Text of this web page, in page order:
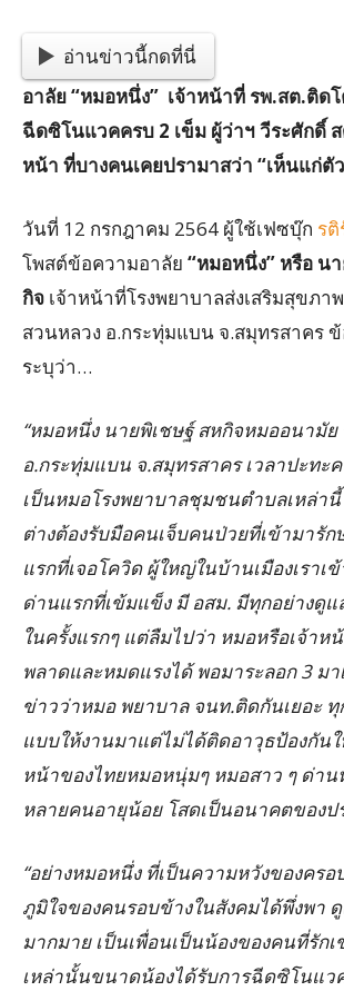
อ่านข่าวนี้กดที่นี่
อาลัย “หมอหนึ่ง” เจ้าหน้าที่ รพ.สต.ติด
ฉีดซิโนแวคครบ 2 เข็ม ผู้ว่าฯ วีระศักดิ์
หน้า ที่บางคนเคยปรามาสว่า “เห็นแก่ตั
วันที่ 12 กรกฎาคม 2564 ผู้ใช้เฟซบุ๊ก ร
โพสต์ข้อความอาลัย “หมอหนึ่ง” หรือ น
กิจ เจ้าหน้าที่โรงพยาบาลส่งเสริมสุขภา
สวนหลวง อ.กระทุ่มแบน จ.สมุทรสาคร
ระบุว่า…
“หมอหนึ่ง นายพิเชษฐ์ สหกิจหมออนามั
อ.กระทุ่มแบน จ.สมุทรสาคร เวลาปะทะ
เป็นหมอโรงพยาบาลชุมชนตำบลเหล่านี้
ต่างต้องรับมือคนเจ็บคนป่วยที่เข้ามารัก
แรกที่เจอโควิด ผู้ใหญ่ในบ้านเมืองเราเ
ด่านแรกที่เข้มแข็ง มี อสม. มีทุกอย่างดูแ
ในครั้งแรกๆ แต่ลืมไปว่า หมอหรือเจ้าห
พลาดและหมดแรงได้ พอมาระลอก 3 มา
ข่าวว่าหมอ พยาบาล จนท.ติดกันเยอะ
แบบให้งานมาแต่ไม่ได้ติดอาวุธป้องกัน
หน้าของไทยหมอหนุ่มๆ หมอสาว ๆ ด่าน
หลายคนอายุน้อย โสดเป็นอนาคตของป
“อย่างหมอหนึ่ง ที่เป็นความหวังของคร
ภูมิใจของคนรอบข้างในสังคมได้พึ่งพา
มากมาย เป็นเพื่อนเป็นน้องของคนที่รัก
เหล่านั้นขนาดน้องได้รับการฉีดซิโนแว